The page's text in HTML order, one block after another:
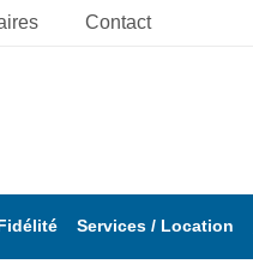
Contact
Services / Location